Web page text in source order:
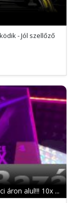
- Jól szellőző
áron alul!!! 10x ...